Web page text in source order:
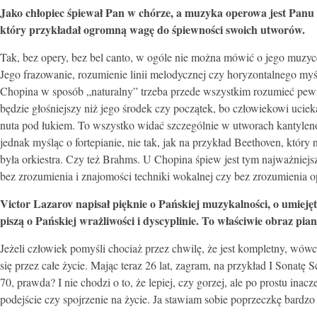
Jako chłopiec śpiewał Pan w chórze, a muzyka operowa jest
który przykładał ogromną wagę do śpiewności swoich utworów.
Tak, bez opery, bez bel canto, w ogóle nie można mówić o jego
Jego frazowanie, rozumienie linii melodycznej czy horyzontalnego
Chopina w sposób „naturalny” trzeba przede wszystkim rozumieć
będzie głośniejszy niż jego środek czy początek, bo człowiekowi
nuta pod łukiem. To wszystko widać szczególnie w utworach
jednak myśląc o fortepianie, nie tak, jak na przykład Beethoven,
była orkiestra. Czy też Brahms. U Chopina śpiew jest tym
bez zrozumienia i znajomości techniki wokalnej czy bez zrozumienia
Victor Lazarov napisał pięknie o Pańskiej muzykalności, o
piszą o Pańskiej wrażliwości i dyscyplinie. To właściwie obraz
Jeżeli człowiek pomyśli chociaż przez chwilę, że jest kompletny,
się przez całe życie. Mając teraz 26 lat, zagram, na przykład I Sonatę
70, prawda? I nie chodzi o to, że lepiej, czy gorzej, ale po prostu
podejście czy spojrzenie na życie. Ja stawiam sobie poprzeczkę